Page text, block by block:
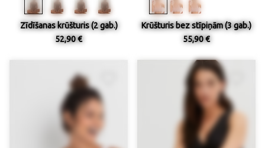
Zīdīšanas krūšturis (2 gab.)
52,90 €
Krūšturis bez stīpiņām (3 gab.)
55,90 €